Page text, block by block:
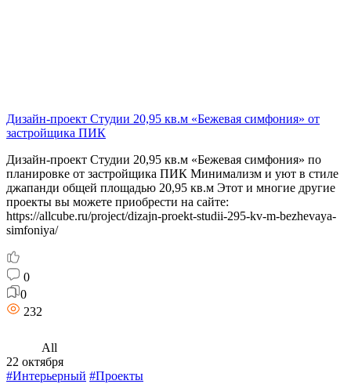
Дизайн-проект Студии 20,95 кв.м «Бежевая симфония» от
застройщика ПИК
Дизайн-проект Студии 20,95 кв.м «Бежевая симфония» по
планировке от застройщика ПИК Минимализм и уют в стиле
джапанди общей площадью 20,95 кв.м Этот и многие другие
проекты вы можете приобрести на сайте:
https://allcube.ru/project/dizajn-proekt-studii-295-kv-m-bezhevaya-
simfoniya/
0
0
232
All
22 октября
#Интерьерный #Проекты